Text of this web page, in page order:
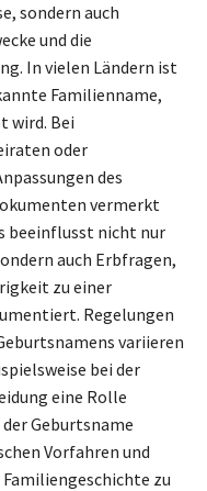
sondern auch
und die
In vielen Ländern ist
Familienname,
wird. Bei
oder
des
vermerkt
beeinflusst nicht nur
auch Erbfragen,
zu einer
Regelungen
variieren
bei der
eine Rolle
Geburtsname
Vorfahren und
zu